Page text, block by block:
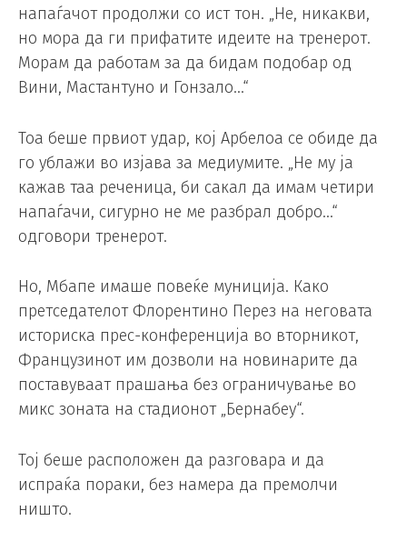
напаѓачот продолжи со ист тон. „Не, никакви,
но мора да ги прифатите идеите на тренерот.
Морам да работам за да бидам подобар од
Вини, Мастантуно и Гонзало…“
Тоа беше првиот удар, кој Арбелоа се обиде да
го ублажи во изјава за медиумите. „Не му ја
кажав таа реченица, би сакал да имам четири
напаѓачи, сигурно не ме разбрал добро…“
одговори тренерот.
Но, Мбапе имаше повеќе муниција. Како
претседателот Флорентино Перез на неговата
историска прес-конференција во вторникот,
Французинот им дозволи на новинарите да
поставуваат прашања без ограничување во
микс зоната на стадионот „Бернабеу“.
Тој беше расположен да разговара и да
испраќа пораки, без намера да премолчи
ништо.